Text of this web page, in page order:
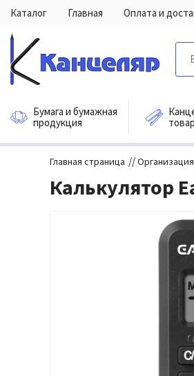
Каталог Главная Оплата и
Бумага и бумажная
продукция
Главная страница //
Калькулятор